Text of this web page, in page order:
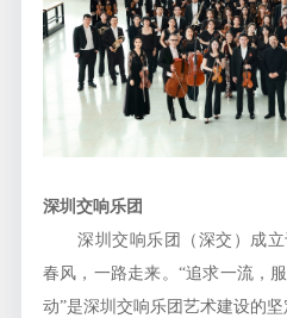
深圳交响乐团
深圳交响乐团（深交）成立
春风，一路走来。“追求一流，
动”是深圳交响乐团艺术建设的坚